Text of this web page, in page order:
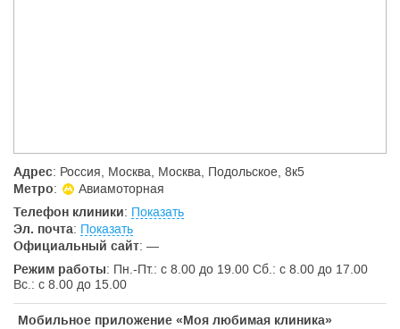
Адрес: Россия, Москва, Москва, Подольское, 8к5
Метро:
Авиамоторная
Телефон клиники: Показать
Эл. почта: Показать
Официальный сайт: —
Режим работы: Пн.-Пт.: с 8.00 до 19.00 Сб.: с 8.00 до 17.00
Вс.: с 8.00 до 15.00
Мобильное приложение «Моя любимая клиника»